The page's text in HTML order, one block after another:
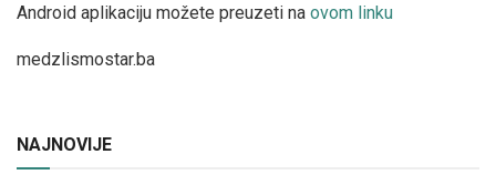
Android aplikaciju možete preuzeti na ovom linku
medzlismostar.ba
NAJNOVIJE